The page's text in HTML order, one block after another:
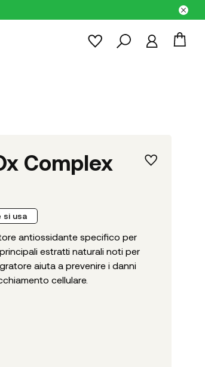
Complex
si usa
antiossidante specifico per
estratti naturali noti per
aiuta a prevenire i danni
cellulare.